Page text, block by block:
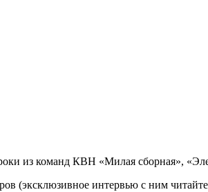
из команд КВН «Милая сборная»,
(эксклюзивное интервью с ним читайте